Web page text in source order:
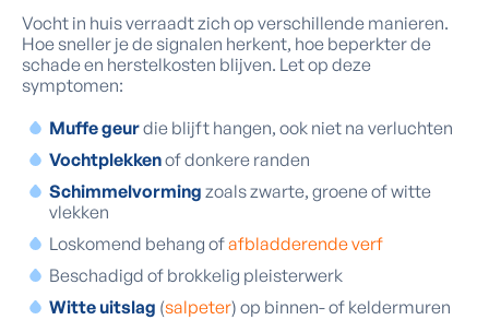
Vocht in huis verraadt zich op verschillende manieren.
Hoe sneller je de signalen herkent, hoe beperkter de
schade en herstelkosten blijven. Let op deze
symptomen:
Muffe geurdie blijft hangen, ook niet na verluchten
Vochtplekkenof donkere randen
Schimmelvorming zoals zwarte, groene of witte
vlekken
Loskomend behang ofafbladderende verf
Beschadigd of brokkelig pleisterwerk
Witte uitslag (salpeter) op binnen- of keldermuren